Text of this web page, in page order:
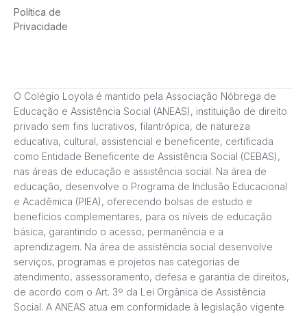
Política de
Privacidade
O Colégio Loyola é mantido pela Associação Nóbrega de
Educação e Assistência Social (ANEAS), instituição de direito
privado sem fins lucrativos, filantrópica, de natureza
educativa, cultural, assistencial e beneficente, certificada
como Entidade Beneficente de Assistência Social (CEBAS),
nas áreas de educação e assistência social. Na área de
educação, desenvolve o Programa de Inclusão Educacional
e Acadêmica (PIEA), oferecendo bolsas de estudo e
benefícios complementares, para os níveis de educação
básica, garantindo o acesso, permanência e a
aprendizagem. Na área de assistência social desenvolve
serviços, programas e projetos nas categorias de
atendimento, assessoramento, defesa e garantia de direitos,
de acordo com o Art. 3º da Lei Orgânica de Assistência
Social. A ANEAS atua em conformidade à legislação vigente